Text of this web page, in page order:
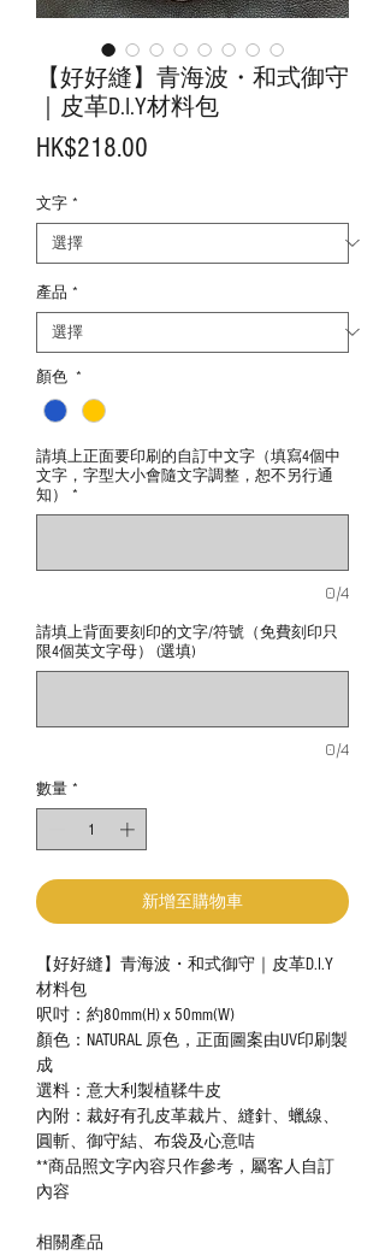
【好好縫】青海波・和式御守
｜皮革D.I.Y材料包
HK$218.00
文字 *
產品 *
顏色 *
請填上正面要印刷的自訂中文字（填寫4個中
文字，字型大小會隨文字調整，恕不另行通
知）
*
0/4
請填上背面要刻印的文字/符號（免費刻印只
限4個英文字母） (選填)
0/4
數量 *
新增至購物車
【好好縫】青海波・和式御守｜皮革D.I.Y
材料包
呎吋：約80mm(H) x 50mm(W)
顏色：NATURAL 原色，正面圖案由UV印刷製
成
選料：意大利製植鞣牛皮
內附：裁好有孔皮革裁片、縫針、蠟線、
圓斬、御守結、布袋及心意咭
**商品照文字內容只作參考，屬客人自訂
內容
相關產品